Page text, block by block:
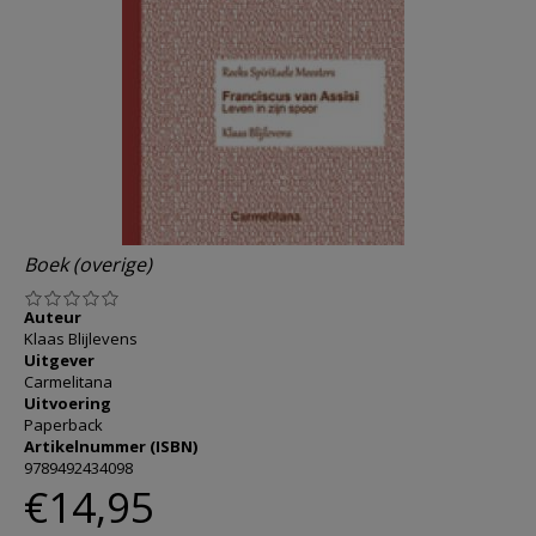
AANMELDEN OF REGISTREREN
Boek (overige)
Auteur
Klaas Blijlevens
Uitgever
Carmelitana
Uitvoering
Paperback
Artikelnummer (ISBN)
9789492434098
€14,95